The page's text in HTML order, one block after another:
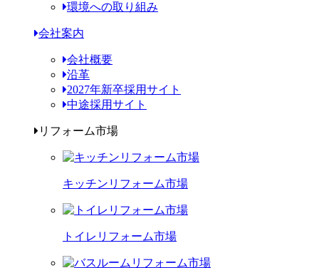
環境への取り組み
会社案内
会社概要
沿革
2027年新卒採用サイト
中途採用サイト
リフォーム市場
キッチンリフォーム市場
トイレリフォーム市場